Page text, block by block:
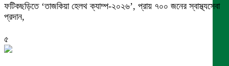
ফটিকছড়িতে ‘তাজকিয়া হেলথ ক্যাম্প-২০২৬’, প্রায় ৭০০ জনের স্বাস্থ্যসেবা
প্রদান,
৫